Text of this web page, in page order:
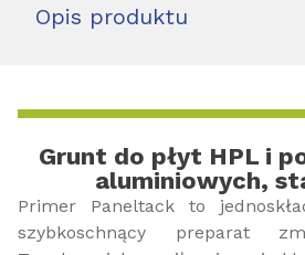
Opis produktu
Grunt do płyt HPL i
aluminiowych,
Primer Paneltack to
szybkoschnący preparat